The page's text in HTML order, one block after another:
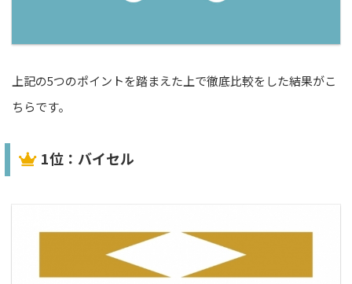
上記の5つのポイントを踏まえた上で徹底比較をした結果がこ
ちらです。
1位：バイセル